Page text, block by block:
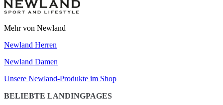
Mehr von Newland
Newland Herren
Newland Damen
Unsere Newland-Produkte im Shop
BELIEBTE LANDINGPAGES